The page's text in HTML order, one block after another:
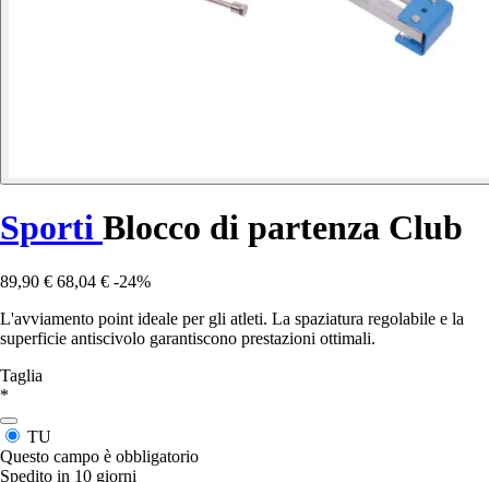
Sporti Blocco di partenza Club
89,90 € 68,04 € -24%
L'avviamento point ideale per gli atleti. La spaziatura regolabile e la
superficie antiscivolo garantiscono prestazioni ottimali.
Taglia
*
TU
Questo campo è obbligatorio
Spedito in 10 giorni